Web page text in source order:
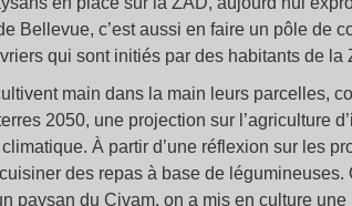
Bellevue, c’est aussi en faire un pôle de
qui sont initiés par des habitants de la
main dans la main leurs parcelles,
2050, une projection sur l’agriculture
À partir d’une réflexion sur les
des repas à base de légumineuses.
paysan du Civam, on a mis en culture